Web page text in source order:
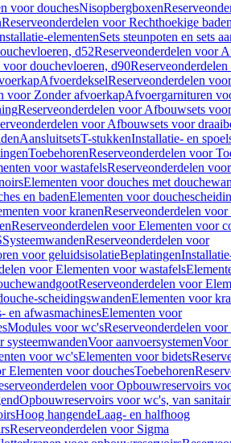
voor douchesNisopbergboxen
Reserveonderdelen voor Rechthoekige baden
elementenSets steunpoten en sets
d52Reserveonderdelen voor
douchevloeren, d90
AfvoerdekselReserveonderdelen
voor Zonder afvoerkapAfvoergarnituren
Reserveonderdelen voor Afbouwsets
voor Afbouwsets voor
AansluitsetsT-stukkenInstallatie- en
ToebehorenReserveonderdelen voor
voor wastafelsReserveonderdelen
Elementen voor douches met
en badenElementen voor
voor kranenReserveonderdelen
Reserveonderdelen voor Elementen voor
SysteemwandenReserveonderdelen voor
voor geluidsisolatieBeplatingen
voor Elementen voor wastafels
Reserveonderdelen voor
scheidingswandenElementen voor
en afwasmachinesElementen voor
Modules voor wc'sReserveonderdelen
systeemwandenVoor aanvoersystemenVoor
voor wc'sElementen voor bidets
Elementen voor douchesToebehoren
voor Opbouwreservoirs
Opbouwreservoirs voor wc's, van
Hoog hangendeLaag- en halfhoog
Reserveonderdelen voor Sigma